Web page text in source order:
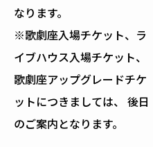
なります。
※歌劇座入場チケット、ラ
イブハウス入場チケット、
歌劇座アップグレードチケ
ットにつきましては、 後日
のご案内となります。